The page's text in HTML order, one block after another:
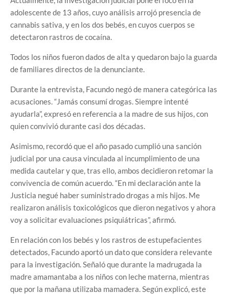
adolescente de 13 años, cuyo análisis arrojó presencia de
cannabis sativa, y en los dos bebés, en cuyos cuerpos se
detectaron rastros de cocaína.
Todos los niños fueron dados de alta y quedaron bajo la guarda
de familiares directos de la denunciante.
Durante la entrevista, Facundo negó de manera categórica las
acusaciones. “Jamás consumí drogas. Siempre intenté
ayudarla”, expresó en referencia a la madre de sus hijos, con
quien convivió durante casi dos décadas.
Asimismo, recordó que el año pasado cumplió una sanción
judicial por una causa vinculada al incumplimiento de una
medida cautelar y que, tras ello, ambos decidieron retomar la
convivencia de común acuerdo. “En mi declaración ante la
Justicia negué haber suministrado drogas a mis hijos. Me
realizaron análisis toxicológicos que dieron negativos y ahora
voy a solicitar evaluaciones psiquiátricas”, afirmó.
En relación con los bebés y los rastros de estupefacientes
detectados, Facundo aportó un dato que considera relevante
para la investigación. Señaló que durante la madrugada la
madre amamantaba a los niños con leche materna, mientras
que por la mañana utilizaba mamadera. Según explicó, este